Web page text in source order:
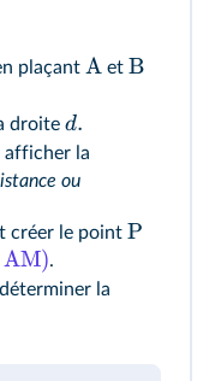
plaçant A et B
droite d.
afficher la
ou
créer le point P
AM).
la